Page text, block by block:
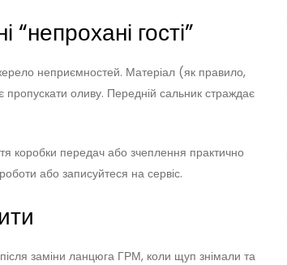
гості”
неприємностей. Матеріал (як правило,
оливу. Передній сальник страждає
коробки передач або зчеплення практично
або записуйтеся на сервіс.
заміни ланцюга ГРМ, коли щуп знімали та